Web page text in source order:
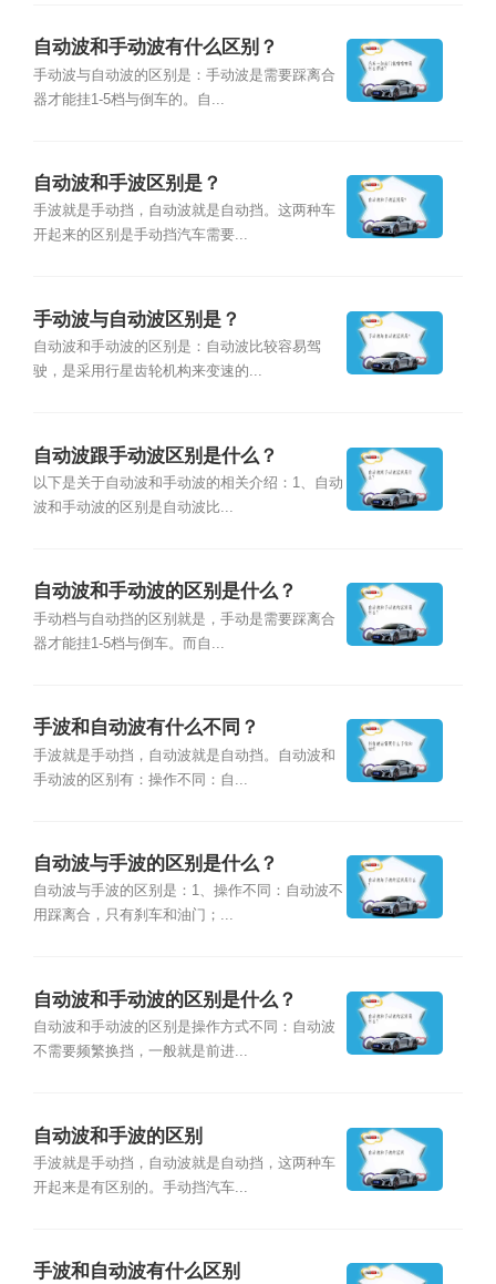
自动波和手动波有什么区别？
手动波与自动波的区别是：手动波是需要踩离合
器才能挂1-5档与倒车的。自...
自动波和手波区别是？
手波就是手动挡，自动波就是自动挡。这两种车
开起来的区别是手动挡汽车需要...
手动波与自动波区别是？
自动波和手动波的区别是：自动波比较容易驾
驶，是采用行星齿轮机构来变速的...
自动波跟手动波区别是什么？
以下是关于自动波和手动波的相关介绍：1、自动
波和手动波的区别是自动波比...
自动波和手动波的区别是什么？
手动档与自动挡的区别就是，手动是需要踩离合
器才能挂1-5档与倒车。而自...
手波和自动波有什么不同？
手波就是手动挡，自动波就是自动挡。自动波和
手动波的区别有：操作不同：自...
自动波与手波的区别是什么？
自动波与手波的区别是：1、操作不同：自动波不
用踩离合，只有刹车和油门；...
自动波和手动波的区别是什么？
自动波和手动波的区别是操作方式不同：自动波
不需要频繁换挡，一般就是前进...
自动波和手波的区别
手波就是手动挡，自动波就是自动挡，这两种车
开起来是有区别的。手动挡汽车...
手波和自动波有什么区别